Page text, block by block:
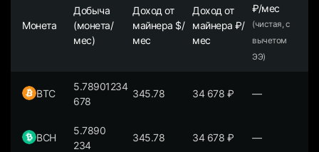
Монета
Добыча
(монета/
мес)
Доход от
майнера $/
мес
Доход от
майнера ₽/
мес
₽/мес
(чистая, с
вычетом
ЭЭ)
BTC
5.78901234
678
345.78 34 678 ₽ —
BCH
5.7890
234
345.78 34 678 ₽ —